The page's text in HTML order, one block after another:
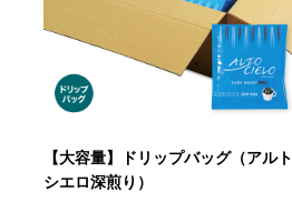
【大容量】ドリップバッグ（アルト
シエロ深煎り）